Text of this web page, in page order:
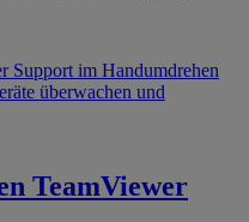
Support im Handumdrehen
überwachen und
TeamViewer